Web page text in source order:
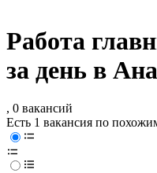
Работа
за день в
, 0 вакансий
Есть 1 вакансия по